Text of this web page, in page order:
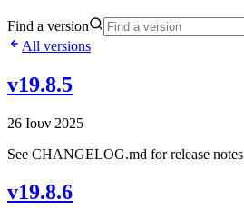
Find a version
All versions
v19.8.5
26 Ιουν 2025
See CHANGELOG.md for release notes
v19.8.6